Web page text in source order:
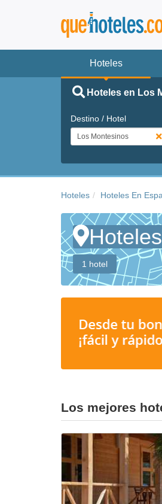
Hoteles
Hoteles en Los
Destino / Hotel
Hoteles Hoteles En
1 hotel
Los mejores